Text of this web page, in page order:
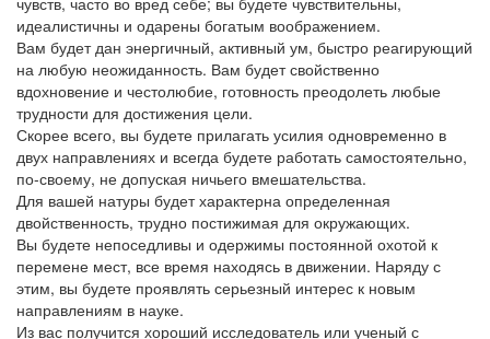
идеалистичны и одарены богатым воображением.
Вам будет дан энергичный, активный ум, быстро реагирующий
на любую неожиданность. Вам будет свойственно
вдохновение и честолюбие, готовность преодолеть любые
трудности для достижения цели.
Скорее всего, вы будете прилагать усилия одновременно в
двух направлениях и всегда будете работать самостоятельно,
по-своему, не допуская ничьего вмешательства.
Для вашей натуры будет характерна определенная
двойственность, трудно постижимая для окружающих.
Вы будете непоседливы и одержимы постоянной охотой к
перемене мест, все время находясь в движении. Наряду с
этим, вы будете проявлять серьезный интерес к новым
направлениям в науке.
Из вас получится хороший исследователь или ученый с